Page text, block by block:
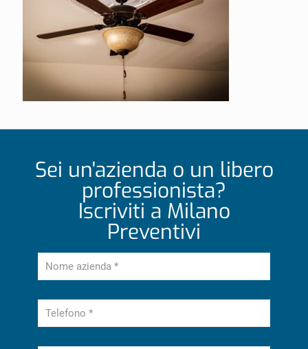
Sei un'azienda o un libero
professionista?
Iscriviti a Milano
Preventivi